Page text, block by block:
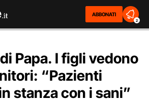
ABBONATI
2
Papa. I figli vedono
“Pazienti
stanza con i sani”